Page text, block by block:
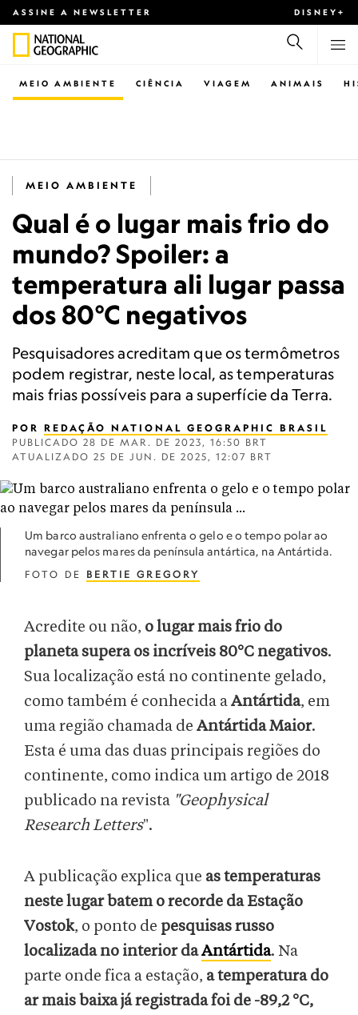
ASSINE A NEWSLETTER DISNEY+
CIÊNCIA VIAGEM ANIMAIS
MEIO AMBIENTE
MEIO AMBIENTE
Qual é o lugar mais frio do
mundo? Spoiler: a
temperatura ali lugar passa
dos 80°C negativos
Pesquisadores acreditam que os termômetros
podem registrar, neste local, as temperaturas
mais frias possíveis para a superfície da Terra.
POR REDAÇÃO NATIONAL GEOGRAPHIC BRASIL
PUBLICADO 28 DE MAR. DE 2023, 16:50 BRT
ATUALIZADO 25 DE JUN. DE 2025, 12:07 BRT
Um barco australiano enfrenta o gelo e o tempo polar ao
navegar pelos mares da península antártica, na Antártida.
FOTO DE BERTIE GREGORY
Acredite ou não, o lugar mais frio do
planeta supera os incríveis 80°C negativos.
Sua localização está no continente gelado,
como também é conhecida aAntártida, em
uma região chamada de Antártida Maior.
Esta é uma das duas principais regiões do
continente, como indica um artigo de 2018
publicado na revista "Geophysical
Research Letters".
A publicação explica que as temperaturas
neste lugar batem o recorde da Estação
Vostok, o ponto de pesquisas russo
localizada no interior daAntártida. Na
parte onde fica a estação, a temperatura do
ar mais baixa já registrada foi de -89,2 °C,